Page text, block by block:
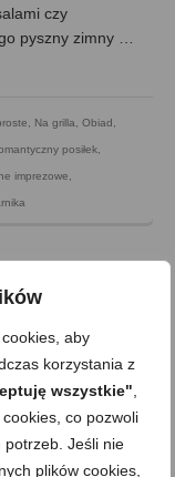
aby
korzystania z
wszystkie"
co pozwoli
potrzeb. Jeśli nie
plików cookies,
czy
pyszny zimny …
, Na grilla, Obiad ,
posiłek,
imprezowe,